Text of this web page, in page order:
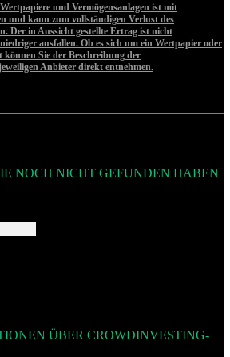
und Vermögensanlagen ist mit
und kann zum vollständigen Verlust des
Der in Aussicht gestellte Ertrag ist nicht
ausfallen. Ob es sich um ein Wertpapier oder
können Sie der Beschreibung der
Anbieter direkt entnehmen.
NOCH NICHT GEFUNDEN HABEN
ÜBER CROWDINVESTING-